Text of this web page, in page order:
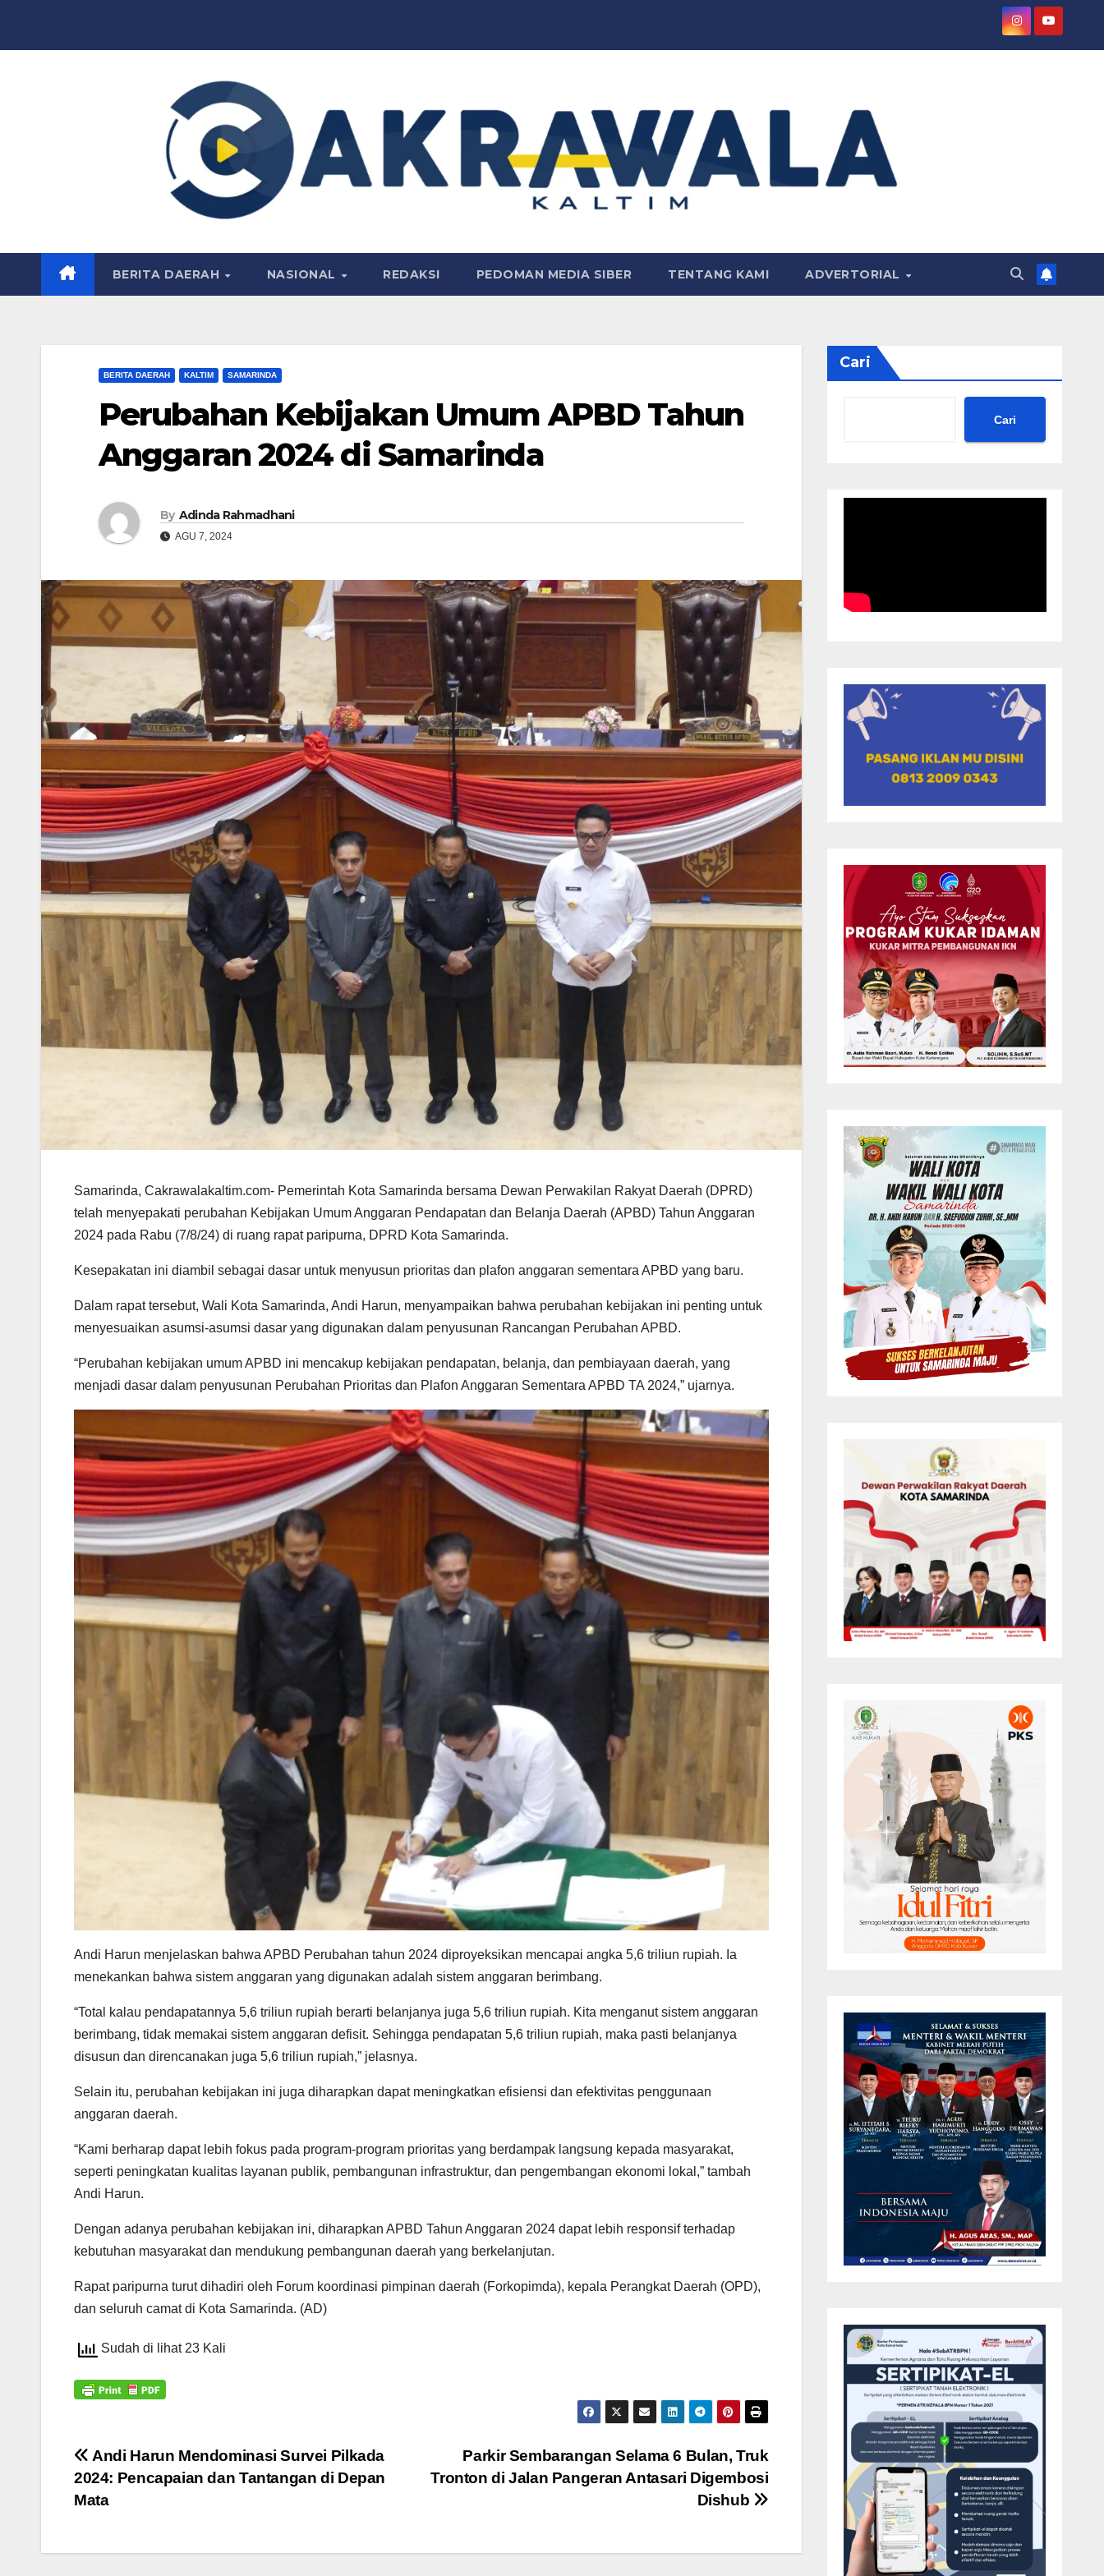
BERITA DAERAH NASIONAL REDAKSI PEDOMAN MEDIA SIBER TENTANG KAMI ADVERTORIAL
BERITA DAERAH KALTIM SAMARINDA
Perubahan Kebijakan Umum APBD Tahun
Anggaran 2024 di Samarinda
By Adinda Rahmadhani
AGU 7, 2024
Samarinda, Cakrawalakaltim.com- Pemerintah Kota Samarinda bersama Dewan Perwakilan Rakyat Daerah (DPRD)
telah menyepakati perubahan Kebijakan Umum Anggaran Pendapatan dan Belanja Daerah (APBD) Tahun Anggaran
2024 pada Rabu (7/8/24) di ruang rapat paripurna, DPRD Kota Samarinda.
Kesepakatan ini diambil sebagai dasar untuk menyusun prioritas dan plafon anggaran sementara APBD yang baru.
Dalam rapat tersebut, Wali Kota Samarinda, Andi Harun, menyampaikan bahwa perubahan kebijakan ini penting untuk
menyesuaikan asumsi-asumsi dasar yang digunakan dalam penyusunan Rancangan Perubahan APBD.
“Perubahan kebijakan umum APBD ini mencakup kebijakan pendapatan, belanja, dan pembiayaan daerah, yang
menjadi dasar dalam penyusunan Perubahan Prioritas dan Plafon Anggaran Sementara APBD TA 2024,” ujarnya.
Andi Harun menjelaskan bahwa APBD Perubahan tahun 2024 diproyeksikan mencapai angka 5,6 triliun rupiah. Ia
menekankan bahwa sistem anggaran yang digunakan adalah sistem anggaran berimbang.
“Total kalau pendapatannya 5,6 triliun rupiah berarti belanjanya juga 5,6 triliun rupiah. Kita menganut sistem anggaran
berimbang, tidak memakai sistem anggaran defisit. Sehingga pendapatan 5,6 triliun rupiah, maka pasti belanjanya
disusun dan direncanakan juga 5,6 triliun rupiah,” jelasnya.
Selain itu, perubahan kebijakan ini juga diharapkan dapat meningkatkan efisiensi dan efektivitas penggunaan
anggaran daerah.
“Kami berharap dapat lebih fokus pada program-program prioritas yang berdampak langsung kepada masyarakat,
seperti peningkatan kualitas layanan publik, pembangunan infrastruktur, dan pengembangan ekonomi lokal,” tambah
Andi Harun.
Dengan adanya perubahan kebijakan ini, diharapkan APBD Tahun Anggaran 2024 dapat lebih responsif terhadap
kebutuhan masyarakat dan mendukung pembangunan daerah yang berkelanjutan.
Rapat paripurna turut dihadiri oleh Forum koordinasi pimpinan daerah (Forkopimda), kepala Perangkat Daerah (OPD),
dan seluruh camat di Kota Samarinda. (AD)
Sudah di lihat 23 Kali
Navigasi
pos
Parkir Sembarangan Selama 6 Bulan, Truk
Tronton di Jalan Pangeran Antasari Digembosi
Dishub
Andi Harun Mendominasi Survei Pilkada
2024: Pencapaian dan Tantangan di Depan
Mata
Cari
Cari